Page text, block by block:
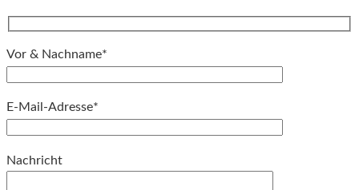
Vor & Nachname*
E-Mail-Adresse*
Nachricht